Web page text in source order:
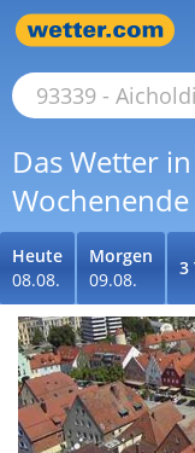
Das Wetter
Wochenende
Heute
08.08.
Morgen
09.08.
3